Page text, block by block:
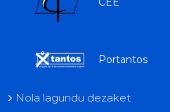
Portantos
Nola lagundu dezaket